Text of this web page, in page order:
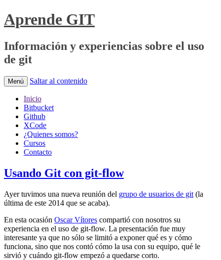
Aprende GIT
Información y experiencias sobre el uso
de git
Menú Saltar al contenido
Inicio
Bitbucket
Github
XCode
¿Quienes somos?
Cursos
Contacto
Usando Git con git-flow
Ayer tuvimos una nueva reunión del grupo de usuarios de git (la
última de este 2014 que se acaba).
En esta ocasión Oscar Vítores compartió con nosotros su
experiencia en el uso de git-flow. La presentación fue muy
interesante ya que no sólo se limitó a exponer qué es y cómo
funciona, sino que nos contó cómo la usa con su equipo, qué le
sirvió y cuándo git-flow empezó a quedarse corto.